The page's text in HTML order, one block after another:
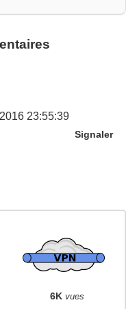
23:55:39
Signaler
6K vues